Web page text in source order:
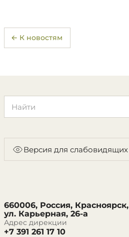
← К новостям
Версия для слабовидящих
660006, Россия, Красноярск,
ул. Карьерная, 26-а
Адрес дирекции
+7 391 261 17 10